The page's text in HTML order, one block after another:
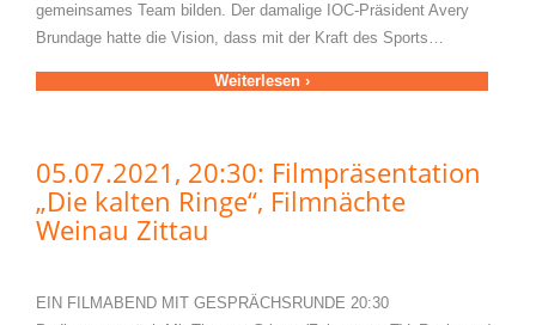
gemeinsames Team bilden. Der damalige IOC-Präsident Avery
Brundage hatte die Vision, dass mit der Kraft des Sports…
Weiterlesen ›
05.07.2021, 20:30: Filmpräsentation
„Die kalten Ringe“, Filmnächte
Weinau Zittau
EIN FILMABEND MIT GESPRÄCHSRUNDE 20:30